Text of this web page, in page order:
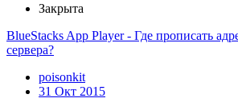
Закрыта
BlueStacks App Player - Где прописать
сервера?
poisonkit
31 Окт 2015